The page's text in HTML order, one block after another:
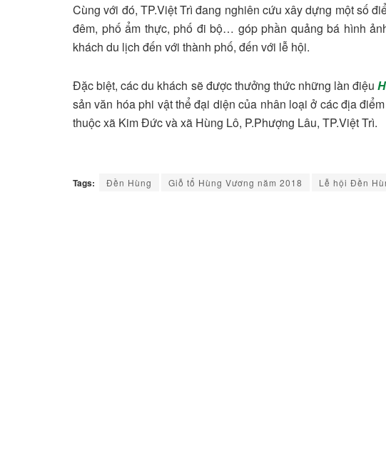
Cùng với đó, TP.Việt Trì đang nghiên cứu xây dựng một số
đêm, phố ẩm thực, phố đi bộ… góp phần quảng bá hình
khách du lịch đến với thành phố, đến với lễ hội.
Đặc biệt, các du khách sẽ được thưởng thức những làn điệu
sản văn hóa phi vật thể đại diện của nhân loại ở các địa
thuộc xã Kim Đức và xã Hùng Lô, P.Phượng Lâu, TP.Việt Trì.
Tags: Đền Hùng Giỗ tổ Hùng Vương năm 2018 Lễ hội Đền